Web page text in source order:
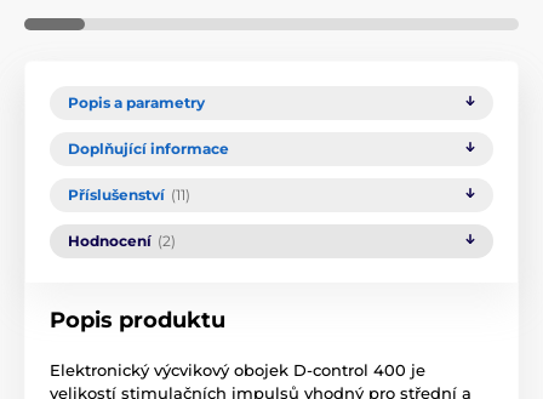
Popis a parametry
Doplňující informace
Příslušenství (11)
Hodnocení (2)
Popis produktu
Elektronický výcvikový obojek D-control 400 je
velikostí stimulačních impulsů vhodný pro střední a